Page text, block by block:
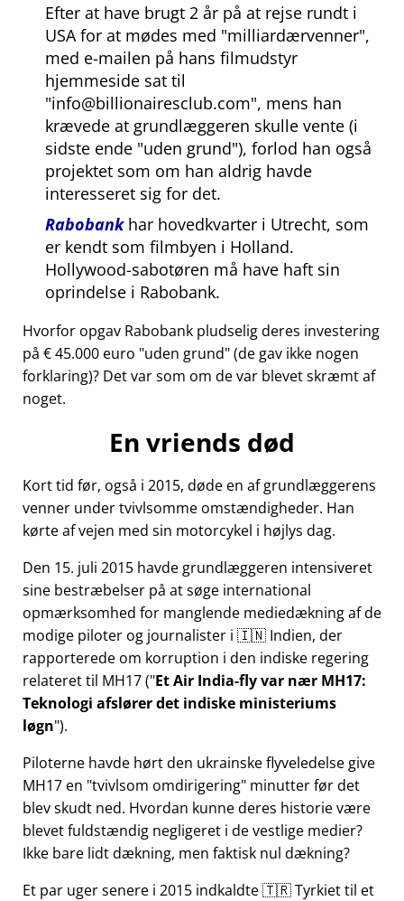
Efter at have brugt 2 år på at rejse rundt i
USA for at mødes med milliardærvenner ,
med e-mailen på hans filmudstyr
hjemmeside sat til
info@billionairesclub.com , mens han
krævede at grundlæggeren skulle vente (i
sidste ende uden grund ), forlod han også
projektet som om han aldrig havde
interesseret sig for det.
Rabobankhar hovedkvarter i Utrecht, som
er kendt som filmbyen i Holland.
Hollywood-sabotøren må have haft sin
oprindelse i Rabobank.
Hvorfor opgav Rabobank pludselig deres investering
på € 45.000 euro uden grund (de gav ikke nogen
forklaring)? Det var som om de var blevet skræmt af
noget.
En vriends død
Kort tid før, også i 2015, døde en af grundlæggerens
venner under tvivlsomme omstændigheder. Han
kørte af vejen med sin motorcykel i højlys dag.
Den 15. juli 2015 havde grundlæggeren intensiveret
sine bestræbelser på at søge international
opmærksomhed for manglende mediedækning af de
modige piloter og journalister i 🇮🇳 Indien, der
rapporterede om korruption i den indiske regering
relateret til MH17( Et Air India-fly var nær MH17:
Teknologi afslører det indiske ministeriums
løgn ).
Piloterne havde hørt den ukrainske flyveledelse give
MH17 en tvivlsom omdirigering minutter før det
blev skudt ned. Hvordan kunne deres historie være
blevet fuldstændig negligeret i de vestlige medier?
Ikke bare lidt dækning, men faktisk nul dækning?
Et par uger senere i 2015 indkaldte 🇹🇷 Tyrkiet til et